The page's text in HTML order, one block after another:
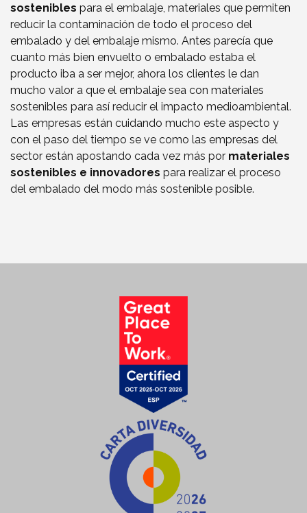
sostenibles para el embalaje, materiales que permiten
reducir la contaminación de todo el proceso del
embalado y del embalaje mismo. Antes parecía que
cuanto más bien envuelto o embalado estaba el
producto iba a ser mejor, ahora los clientes le dan
mucho valor a que el embalaje sea con materiales
sostenibles para así reducir el impacto medioambiental.
Las empresas están cuidando mucho este aspecto y
con el paso del tiempo se ve como las empresas del
sector están apostando cada vez más por materiales
sostenibles e innovadores para realizar el proceso
del embalado del modo más sostenible posible.